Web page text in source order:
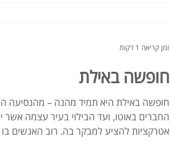
חופשה באילת
חופשה באילת היא תמיד מהנה – מהנסיעה
החברים באוטו, ועד הבילוי בעיר עצמה אשר
אטרקציות להציע למבקר בה. רוב האנשים בו
זמן קריאה 1 דקות